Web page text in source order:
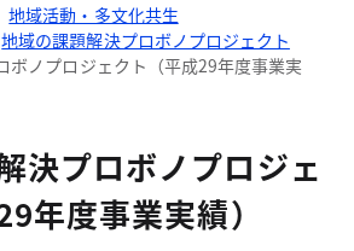
地域活動・多文化共生
地域の課題解決プロボノプロジェクト
ボノプロジェクト（平成29年度事業実
決プロボノプロジェ
年度事業実績）